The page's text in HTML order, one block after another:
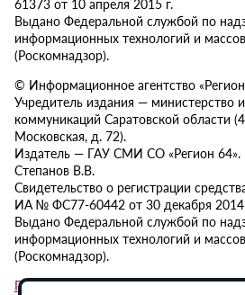
Выдано Федеральной службой по
информационных технологий и
(Роскомнадзор).
© Информационное агентство
Учредитель издания — министерство
коммуникаций Саратовской области
Московская, д. 72).
Издатель — ГАУ СМИ СО «Регион 64».
Степанов В.В.
Свидетельство о регистрации
ИА № ФС77-60442 от 30 декабря 2014
Выдано Федеральной службой по
информационных технологий и
(Роскомнадзор).
Политика в отношении обработки